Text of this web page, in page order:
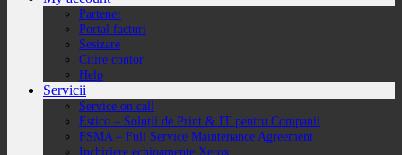
Partener
Portal facturi
Sesizare
Citire contor
Help
Servicii
Service on call
Estico – Soluții de Print & IT pentru Companii
FSMA – Full Service Maintenance Agreement
Inchiriere echipamente Xerox